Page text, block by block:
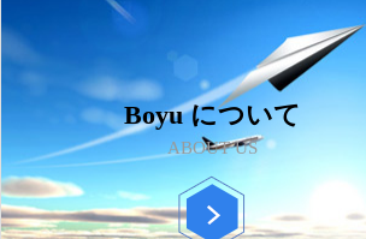
Boyu について
ABOUT US